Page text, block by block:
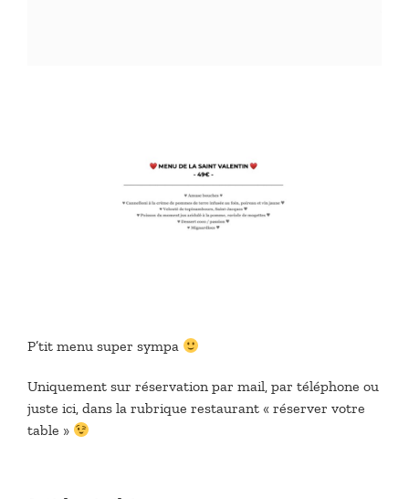
P’tit menu super sympa
Uniquement sur réservation par mail, par téléphone ou
juste ici, dans la rubrique restaurant « réserver votre
table »